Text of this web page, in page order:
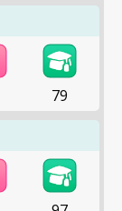
79